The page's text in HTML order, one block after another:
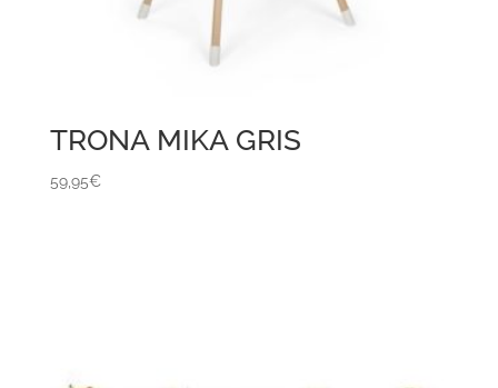
TRONA MIKA GRIS
59,95€